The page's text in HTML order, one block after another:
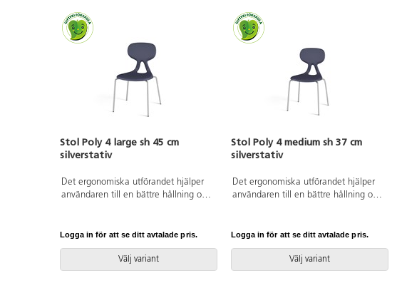
Stol Poly 4 large sh 45 cm
silverstativ
Det ergonomiska utförandet hjälper
användaren till en bättre hållning och
man vänder den. Lätt att rengöra.
Skal i polyuretan. Silverlackerat stativ
RAL 9006. Mått: Sitthöjd 45 cm.
Sitsbredd 44 cm. Sitsdjup 40 cm.
Logga in för att se ditt avtalade pris.
Välj variant
Stol Poly 4 medium sh 37 cm
silverstativ
Det ergonomiska utförandet hjälper
användaren till en bättre hållning och
man vänder den. Lätt att rengöra.
Skal i polyuretan. Silverlackerat stativ
RAL 9006. Mått: Sitthöjd 37 cm.
Sitsbredd 38 cm. Sitsdjup 34 cm.
Logga in för att se ditt avtalade pris.
Välj variant